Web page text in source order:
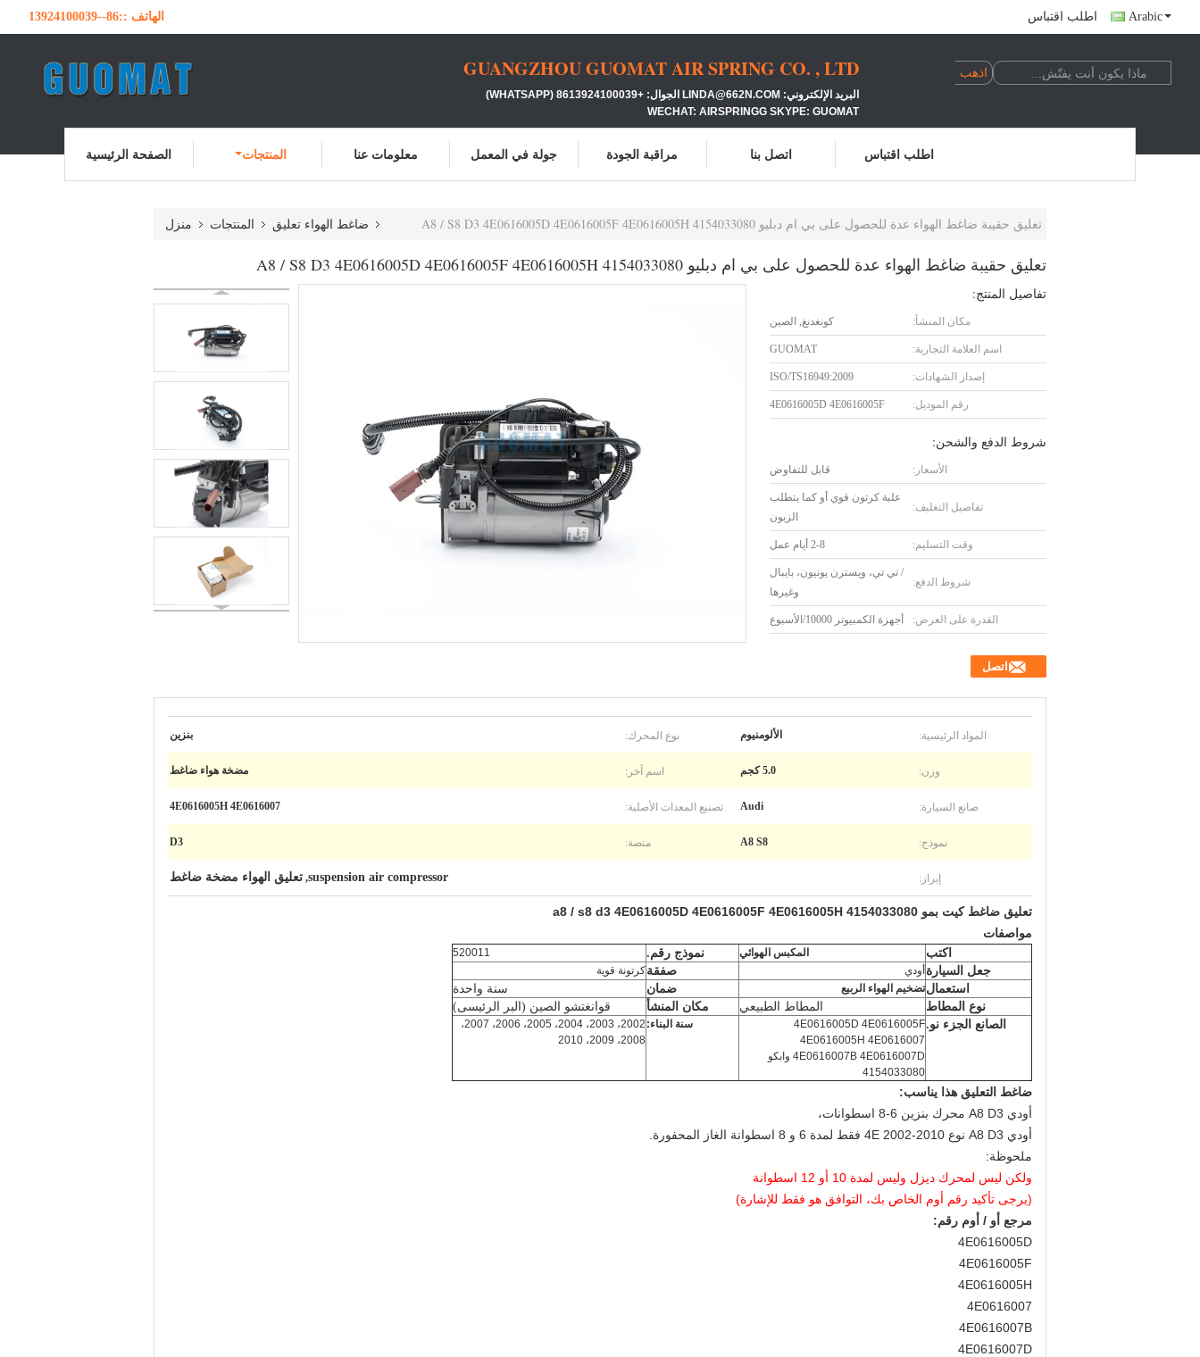
الهاتف ::86--13924100039 اطلب اقتباس Arabic
GUANGZHOU GUOMAT AIR SPRING CO. , LTD
البريد الإلكتروني: LINDA@662N.COM الجوال: +8613924100039 (WHATSAPP)
WECHAT: AIRSPRINGG SKYPE: GUOMAT
الصفحة الرئيسية المنتجات معلومات عنا جولة في المعمل مراقبة الجودة اتصل بنا اطلب اقتباس
منزل المنتجات ضاغط الهواء تعليق تعليق حقيبة ضاغط الهواء عدة للحصول على بي ام دبليو A8 / S8 D3 4E0616005D 4E0616005F 4E0616005H 4154033080
تعليق حقيبة ضاغط الهواء عدة للحصول على بي ام دبليو A8 / S8 D3 4E0616005D 4E0616005F 4E0616005H 4154033080
تفاصيل المنتج:
مكان المنشأ: كونغدنغ, الصين
اسم العلامة التجارية: GUOMAT
إصدار الشهادات: ISO/TS16949:2009
رقم الموديل: 4E0616005D 4E0616005F
شروط الدفع والشحن:
الأسعار: قابل للتفاوض
تفاصيل التغليف:
علبة كرتون قوي أو كما يتطلب
الزبون
وقت التسليم: 2-8 أيام عمل
شروط الدفع:
/ تي تي، ويسترن يونيون، بايبال
وغيرها
القدرة على العرض: أجهزة الكمبيوتر 10000/الأسبوع
اتصل
المواد الرئيسية: الألومنيوم نوع المحرك: بنزين
وزن: 5.0 كجم اسم آخر: مضخة هواء ضاغط
صانع السيارة: Audi تصنيع المعدات الأصلية: 4E0616005H 4E0616007
نموذج: A8 S8 منصة: D3
إبراز: suspension air compressor
, تعليق الهواء مضخة ضاغط
تعليق ضاغط كيت بمو a8 / s8 d3 4E0616005D 4E0616005F 4E0616005H 4154033080
مواصفات
اكتب المكبس الهوائي نموذج رقم. 520011
جعل السيارة أودي صفقةكرتونة قوية
استعمالتضخيم الهواء الربيع ضمان
سنة واحدة
نوع المطاط
المطاط الطبيعي مكان المنشأ
قوانغتشو الصين (البر الرئيسى)
الصانع الجزء نو.4E0616005D 4E0616005F
4E0616005H 4E0616007
4E0616007B 4E0616007D وابكو
4154033080
سنة البناء:
2002، 2003، 2004، 2005، 2006، 2007،
2008، 2009، 2010
ضاغط التعليق هذا يناسب:
أودي A8 D3 محرك بنزين 6-8 اسطوانات،
أودي A8 D3 نوع 4E 2002-2010 فقط لمدة 6 و 8 اسطوانة الغاز المحفورة.
ملحوظة:
ولكن ليس لمحرك ديزل وليس لمدة 10 أو 12 اسطوانة
(يرجى تأكيد رقم أوم الخاص بك، التوافق هو فقط للإشارة)
مرجع أو / أوم رقم:
4E0616005D
4E0616005F
4E0616005H
4E0616007
4E0616007B
4E0616007D